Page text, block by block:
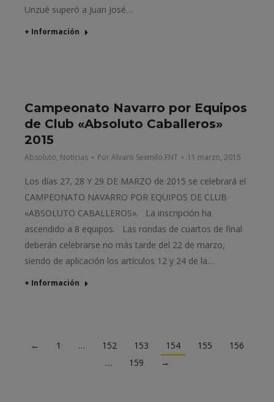
Unzué superó a Juan José…
+ Información
Campeonato Navarro por Equipos
de Club «Absoluto Caballeros»
2015
Absoluto, Noticias PorAlvaro Sexmilo FNT 11 marzo, 2015
Los días 27, 28 Y 29 DE MARZO de 2015 se celebrará el
CAMPEONATO NAVARRO POR EQUIPOS DE CLUB
«ABSOLUTO CABALLEROS». La inscripción ha
ascendido a 8 equipos. Las rondas de cuartos de final
deberán celebrarse no más tarde del 22 de marzo,
siendo de aplicación los artículos 12 y 24 de la…
+ Información
← 1 … 152 153 154 155
156
…
159 →